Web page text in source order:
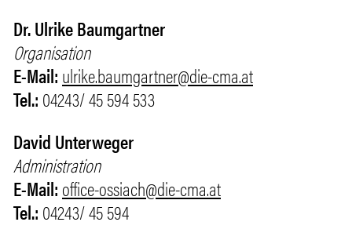
Dr. Ulrike Baumgartner
Organisation
E-Mail: ulrike.baumgartner@die-cma.at
Tel.: 04243/ 45 594 533
David Unterweger
Administration
E-Mail: office-ossiach@die-cma.at
Tel.: 04243/ 45 594